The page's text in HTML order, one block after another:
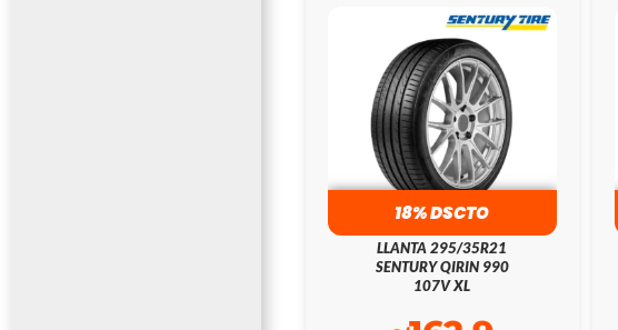
18% DSCTO
LLANTA 295/35R21
SENTURY QIRIN 990
107V XL